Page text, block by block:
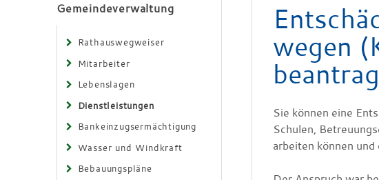
Gemeindeverwaltung
Rathauswegweiser
Mitarbeiter
Lebenslagen
Dienstleistungen
Bankeinzugsermächtigung
Wasser und Windkraft
Bebauungspläne
wegen
Sie können eine
Schulen,
arbeiten können